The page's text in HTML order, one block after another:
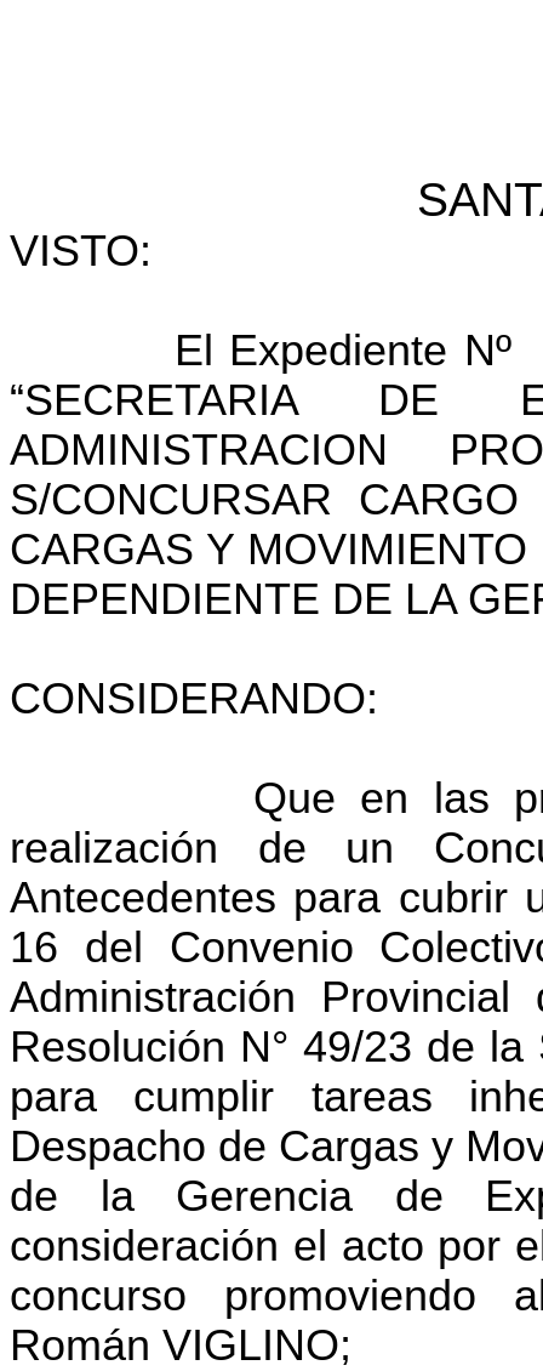
VISTO:
El Expediente Nº
“SECRETARIA
ADMINISTRACION
S/CONCURSAR
CARGAS Y
DEPENDIENTE DE LA
CONSIDERANDO:
Que en las
realización de un
Antecedentes para cubrir
16 del Convenio
Administración Provincial
Resolución N° 49/23 de
para cumplir tareas
Despacho de Cargas y
de la Gerencia de
consideración el acto por
concurso promoviendo
Román VIGLINO;